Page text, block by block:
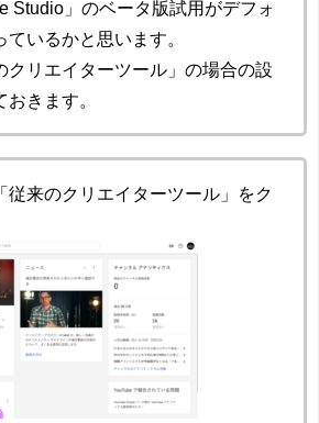
Studio」のベータ版試用がデフォ
ているかと思います。
クリエイターツール」の場合の設
きます。
従来のクリエイターツール」をク